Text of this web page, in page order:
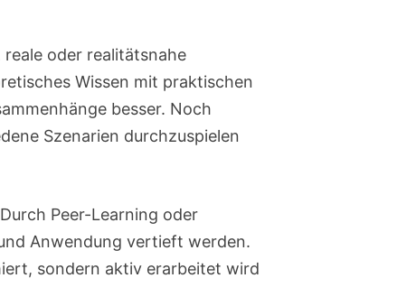
oder realitätsnahe
Wissen mit praktischen
besser. Noch
Szenarien durchzuspielen
Peer-Learning oder
Anwendung vertieft werden.
sondern aktiv erarbeitet wird